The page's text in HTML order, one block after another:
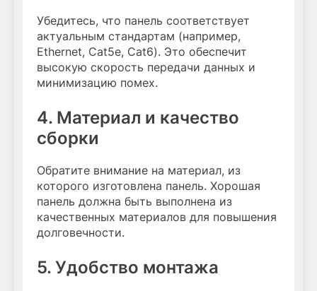
Убедитесь, что панель соответствует
актуальным стандартам (например,
Ethernet, Cat5e, Cat6). Это обеспечит
высокую скорость передачи данных и
минимизацию помех.
4. Материал и качество
сборки
Обратите внимание на материал, из
которого изготовлена панель. Хорошая
панель должна быть выполнена из
качественных материалов для повышения
долговечности.
5. Удобство монтажа